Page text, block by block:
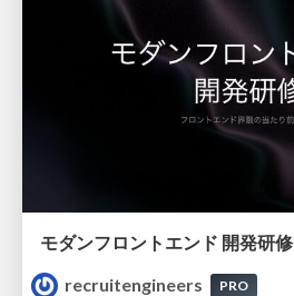
モダンフロントエンド 開発研修
recruitengineers
PRO